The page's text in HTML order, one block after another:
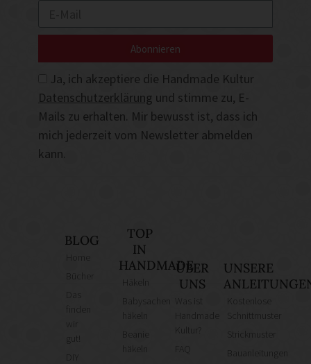
Ja, ich akzeptiere die Handmade Kultur
Datenschutzerklärung und stimme zu, E-
Mails zu erhalten. Mir bewusst ist, dass ich
mich jederzeit vom Newsletter abmelden
kann.
Abonnieren
BLOG
gut!
TOP
IN
HANDMADE
häkeln
ÜBER
UNS
Was ist
Kultur?
UNSERE
Kostenlose
Schnittmuster
Strickmuster
Bauanleitungen